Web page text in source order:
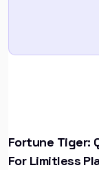
Fortune Tiger:
For Limitless